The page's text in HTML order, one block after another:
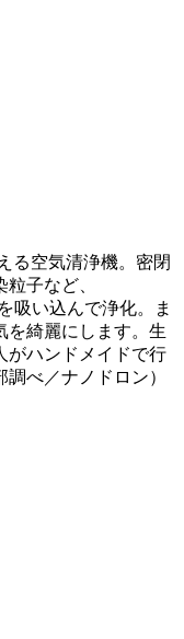
る空気清浄機。密閉
子など、
吸い込んで浄化。ま
を綺麗にします。生
がハンドメイドで行
べ／ナノドロン）